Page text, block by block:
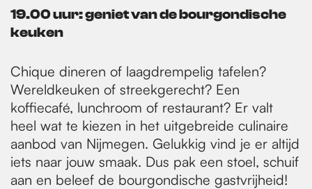
19.00 uur: geniet van de bourgondische
keuken
Chique dineren of laagdrempelig tafelen?
Wereldkeuken of streekgerecht? Een
koffiecafé, lunchroom of restaurant? Er valt
heel wat te kiezen in het uitgebreide culinaire
aanbod van Nijmegen. Gelukkig vind je er altijd
iets naar jouw smaak. Dus pak een stoel, schuif
aan en beleef de bourgondische gastvrijheid!